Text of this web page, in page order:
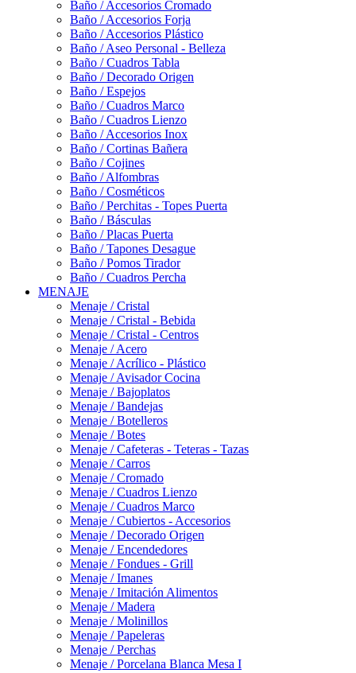
Baño / Accesorios Cromado
Baño / Accesorios Forja
Baño / Accesorios Plástico
Baño / Aseo Personal - Belleza
Baño / Cuadros Tabla
Baño / Decorado Origen
Baño / Espejos
Baño / Cuadros Marco
Baño / Cuadros Lienzo
Baño / Accesorios Inox
Baño / Cortinas Bañera
Baño / Cojines
Baño / Alfombras
Baño / Cosméticos
Baño / Perchitas - Topes Puerta
Baño / Básculas
Baño / Placas Puerta
Baño / Tapones Desague
Baño / Pomos Tirador
Baño / Cuadros Percha
MENAJE
Menaje / Cristal
Menaje / Cristal - Bebida
Menaje / Cristal - Centros
Menaje / Acero
Menaje / Acrílico - Plástico
Menaje / Avisador Cocina
Menaje / Bajoplatos
Menaje / Bandejas
Menaje / Botelleros
Menaje / Botes
Menaje / Cafeteras - Teteras - Tazas
Menaje / Carros
Menaje / Cromado
Menaje / Cuadros Lienzo
Menaje / Cuadros Marco
Menaje / Cubiertos - Accesorios
Menaje / Decorado Origen
Menaje / Encendedores
Menaje / Fondues - Grill
Menaje / Imanes
Menaje / Imitación Alimentos
Menaje / Madera
Menaje / Molinillos
Menaje / Papeleras
Menaje / Perchas
Menaje / Porcelana Blanca Mesa I